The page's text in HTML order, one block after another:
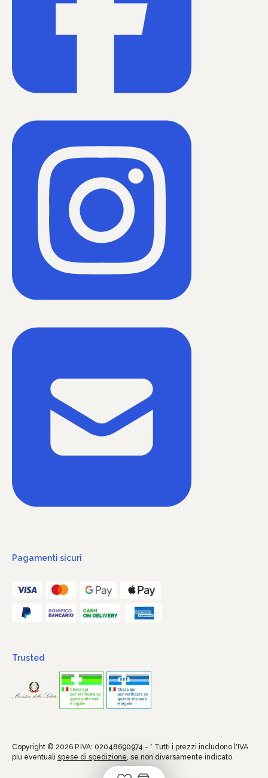
Pagamenti sicuri
Trusted
Copyright © 2026 P.IVA: 02048690974 - * Tutti i prezzi includono l'IVA
più eventuali spese di spedizione, se non diversamente indicato.